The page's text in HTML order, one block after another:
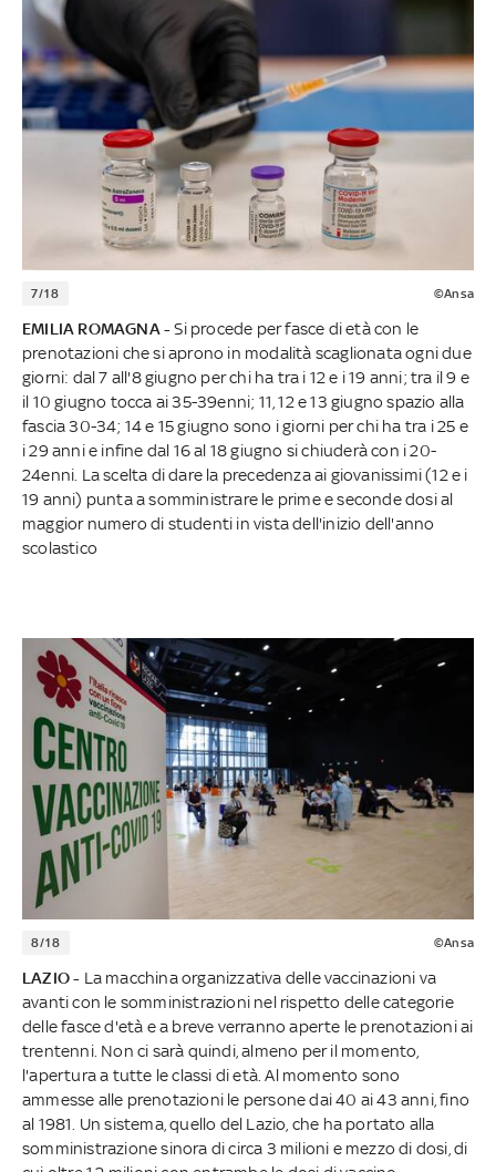
7/18 ©Ansa
EMILIA ROMAGNA -Si procede per fasce di età con le
prenotazioni che si aprono in modalità scaglionata ogni due
giorni: dal 7 all'8 giugno per chi ha tra i 12 e i 19 anni; tra il 9 e
il 10 giugno tocca ai 35-39enni; 11, 12 e 13 giugno spazio alla
fascia 30-34; 14 e 15 giugno sono i giorni per chi ha tra i 25 e
i 29 anni e infine dal 16 al 18 giugno si chiuderà con i 20-
24enni. La scelta di dare la precedenza ai giovanissimi (12 e i
19 anni) punta a somministrare le prime e seconde dosi al
maggior numero di studenti in vista dell'inizio dell'anno
scolastico
8/18 ©Ansa
LAZIO - La macchina organizzativa delle vaccinazioni va
avanti con le somministrazioni nel rispetto delle categorie
delle fasce d'età e a breve verranno aperte le prenotazioni ai
trentenni. Non ci sarà quindi, almeno per il momento,
l'apertura a tutte le classi di età. Al momento sono
ammesse alle prenotazioni le persone dai 40 ai 43 anni, fino
al 1981. Un sistema, quello del Lazio, che ha portato alla
somministrazione sinora di circa 3 milioni e mezzo di dosi, di